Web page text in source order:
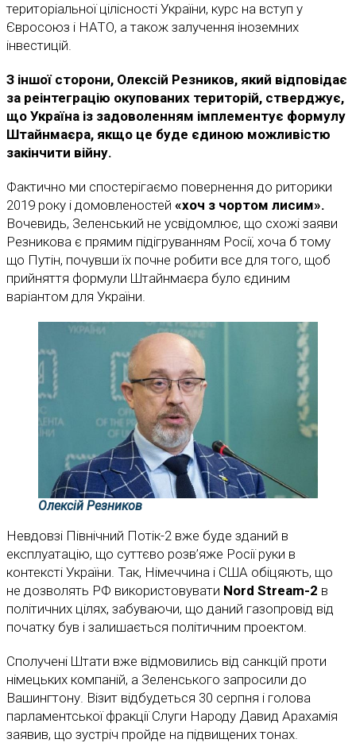
територіальної цілісності України, курс на вступ у
Євросоюз і НАТО, а також залучення іноземних
інвестицій.
З іншої сторони, Олексій Резников, який відповідає
за реінтеграцію окупованих територій, стверджує,
що Україна із задоволенням імплементує формулу
Штайнмаєра, якщо це буде єдиною можливістю
закінчити війну.
Фактично ми спостерігаємо повернення до риторики
2019 року і домовленостей «хоч з чортом лисим».
Вочевидь, Зеленський не усвідомлює, що схожі заяви
Резникова є прямим підігруванням Росії, хоча б тому
що Путін, почувши їх почне робити все для того, щоб
прийняття формули Штайнмаєра було єдиним
варіантом для України.
Олексій Резников
Невдовзі Північний Потік-2 вже буде зданий в
експлуатацію, що суттєво розв’яже Росії руки в
контексті України. Так, Німеччина і США обіцяють, що
не дозволять РФ використовувати Nord Stream-2 в
політичних цілях, забуваючи, що даний газопровід від
початку був і залишається політичним проектом.
Сполучені Штати вже відмовились від санкцій проти
німецьких компаній, а Зеленського запросили до
Вашингтону. Візит відбудеться 30 серпня і голова
парламентської фракції Слуги Народу Давид Арахамія
заявив, що зустріч пройде на підвищених тонах.